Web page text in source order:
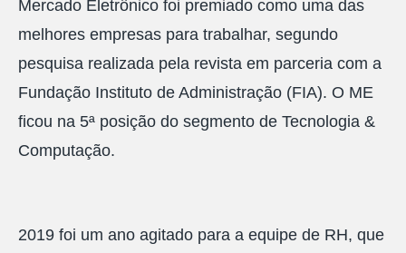
Mercado Eletrônico foi premiado como uma das
melhores empresas para trabalhar, segundo
pesquisa realizada pela revista em parceria com a
Fundação Instituto de Administração (FIA). O ME
ficou na 5ª posição do segmento de Tecnologia &
Computação.
2019 foi um ano agitado para a equipe de RH, que